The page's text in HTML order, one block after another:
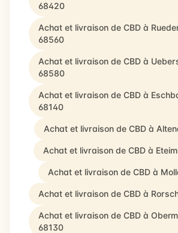
68420
Achat et livraison de CBD à
68560
Achat et livraison de CBD à
68580
Achat et livraison de CBD à
68140
Achat et livraison de CBD à
Achat et livraison de CBD à
Achat et livraison de CBD à
Achat et livraison de CBD à
Achat et livraison de CBD à
68130